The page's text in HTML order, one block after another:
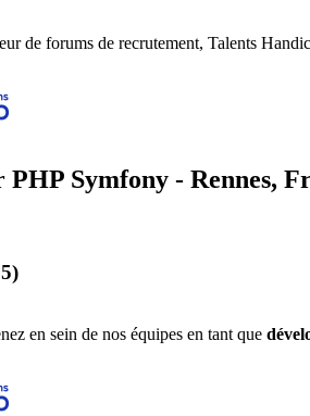
de forums de recrutement, Talents
PHP Symfony - Rennes,
en sein de nos équipes en tant que